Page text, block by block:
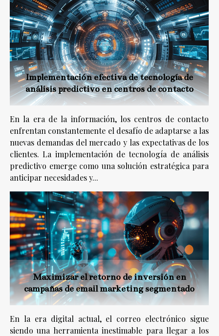
Implementación efectiva de tecnología de
análisis predictivo en centros de contacto
En la era de la información, los centros de contacto
enfrentan constantemente el desafío de adaptarse a las
nuevas demandas del mercado y las expectativas de los
clientes. La implementación de tecnología de análisis
predictivo emerge como una solución estratégica para
anticipar necesidades y...
Maximizar el retorno de inversión en
campañas de email marketing segmentado
En la era digital actual, el correo electrónico sigue
siendo una herramienta inestimable para llegar a los